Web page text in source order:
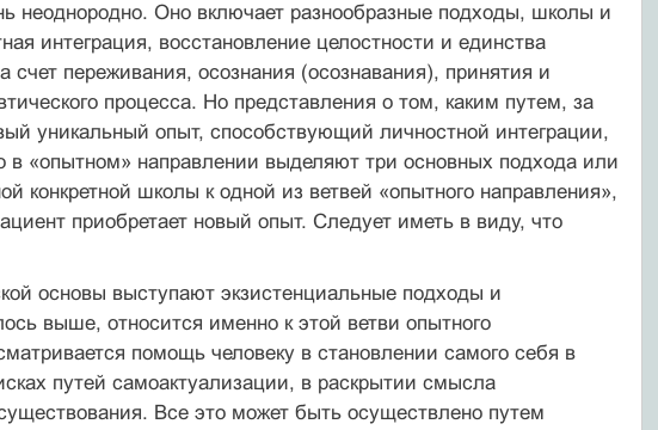
неоднородно. Оно включает разнообразные подходы, школы и
интеграция, восстановление целостности и единства
переживания, осознания (осознавания), принятия и
процесса. Но представления о том, каким путем, за
уникальный опыт, способствующий личностной интеграции,
в «опытном» направлении выделяют три основных подхода или
конкретной школы к одной из ветвей «опытного направления»,
приобретает новый опыт. Следует иметь в виду, что
основы выступают экзистенциальные подходы и
выше, относится именно к этой ветви опытного
помощь человеку в становлении самого себя в
путей самоактуализации, в раскрытии смысла
Все это может быть осуществлено путем